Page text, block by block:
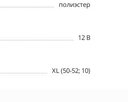
полиэстер
12 B
XL (50-52; 10)